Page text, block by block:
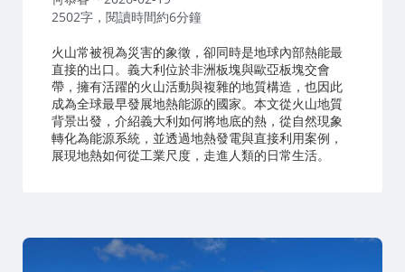
者：
2502字，閱讀時間約6分鐘
火山常被視為災害的象徵，卻同時是地球內部熱能最
直接的出口。義大利位於非洲板塊與歐亞板塊交會
帶，擁有活躍的火山活動與複雜的地質構造，也因此
成為全球最早發展地熱能源的國家。本文從火山地質
背景出發，介紹義大利如何將地底的熱，從自然現象
轉化為能源系統，並透過地熱發電與直接利用案例，
展現地熱如何從工業尺度，走進人類的日常生活。